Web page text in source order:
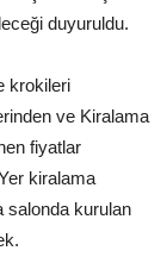
duyuruldu.
krokileri
ve Kiralama
fiyatlar
kiralama
salonda kurulan